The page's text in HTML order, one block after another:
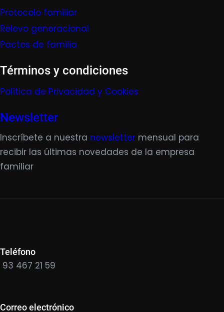
Protocolo familiar
Relevo generacional
Pactos de familia
Términos y condiciones
Política de Privacidad y Cookies
Newsletter
Inscríbete a nuestra newsletter mensual para
recibir las últimas novedades de la empresa
familiar
Teléfono
93 467 21 59
Correo electrónico